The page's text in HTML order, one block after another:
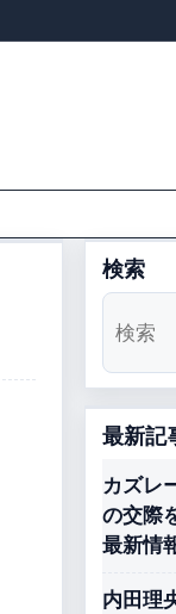
検索
最新記
カズレ
の交際
最新情
内田理